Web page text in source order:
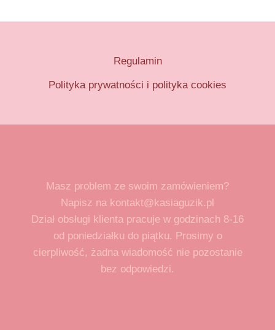
Regulamin
Polityka prywatności i polityka cookies
Masz problem ze swoim zamówieniem?
Napisz na kontakt@kasiaguzik.pl
Dział obsługi klienta pracuje w godzinach 8-16
od poniedziałku do piątku. Prosimy o
cierpliwość, żadna wiadomość nie pozostanie
bez odpowiedzi.